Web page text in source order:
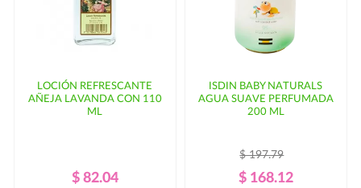
LOCIÓN REFRESCANTE
AÑEJA LAVANDA CON 110
ML
Precio
Precio
$ 82.04
ISDIN BABY NATURALS
AGUA SUAVE PERFUMADA
200 ML
Precio
$ 197.79
Precio
$ 168.12